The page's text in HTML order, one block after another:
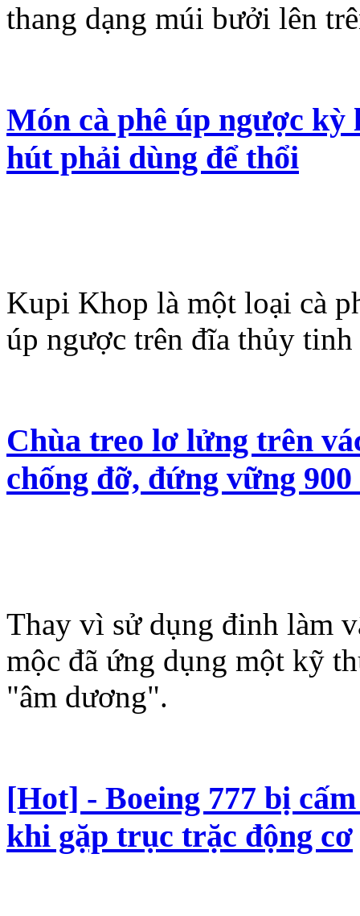
thang dạng múi bưởi lên
Món cà phê úp ngược kỳ
hút phải dùng để thổi
Kupi Khop là một loại cà
úp ngược trên đĩa thủy
Chùa treo lơ lửng trên
chống đỡ, đứng vững
Thay vì sử dụng đinh làm
mộc đã ứng dụng một kỹ
"âm dương".
[Hot] - Boeing 777 bị
khi gặp trục trặc động cơ